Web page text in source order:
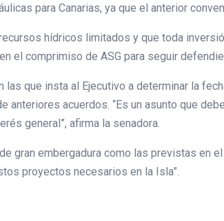
para Canarias, ya que el anterior
hídricos limitados y que toda
el comprimiso de ASG para seguir
que insta al Ejecutivo a determinar la
acuerdos. “Es un asunto que
general”, afirma la senadora.
gran embergadura como las previstas en
proyectos necesarios en la Isla”.